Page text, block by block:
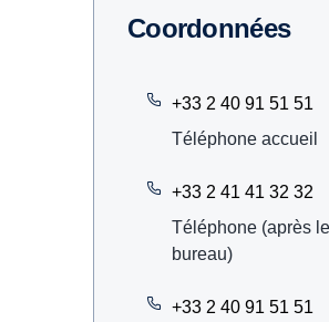
Coordonnées
+33 2 40 91 51 51
Téléphone accueil
+33 2 41 41 32 32
Téléphone (après
bureau)
+33 2 40 91 51 51